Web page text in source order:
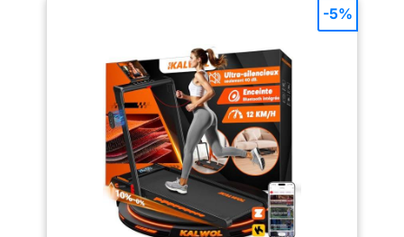
télécommande magnétique, ce
tapis roulant pliable vous
permet d’entraîner efficacement
et confortablement chez vous.
【Technologie d'absorption des
chocs et faible niveau sonore
pour protéger les genoux】 : Ce
tapis pliable de marche
silencieux est doté d'un
système d'absorption des
chocs multicouche. plateau de
course à 2 couches et bande de
course à 7 couches réduisent
blessures. Il contribue
également à une amélioration de
20% de l'endurance
cardiovasculaire, vous
permettant de profiter d'un
entraînement scientifique à
domicile. 【6 en 1 Tapis de
course inclinable】:La vitesse
de ce tapis de marche
inclinable est de 1-10 km/h, un
tapis de marche electrique
pliable silencieux peut être
changé en 3 modes. et la
capacité de charge maximale
est de 159 kg. 【3.0HP Moteur
silencieux】:Ce walking pad
pliable est équipée d'un moteur
-5%